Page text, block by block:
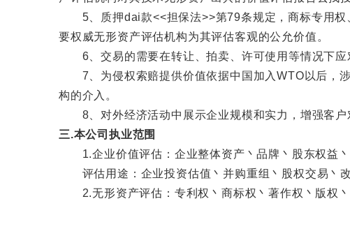
5、质押dai款<<担保法>>第79条规定，商标专用权
要权威无形资产评估机构为其评估客观的公允价值。
6、交易的需要在转让、拍卖、许可使用等情况下应
7、为侵权索赔提供价值依据中国加入WTO以后，涉
构的介入。
8、对外经济活动中展示企业规模和实力，增强客户
三.本公司执业范围
1.企业价值评估：企业整体资产丶品牌丶股东权益丶
评估用途：企业投资估值丶并购重组丶股权交易丶改
2.无形资产评估：专利权丶商标权丶著作权丶版权丶